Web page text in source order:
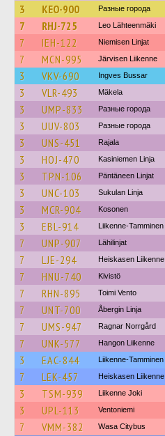
3 KEO-900 Разные города
7 RHJ-725 Leo Lähteenmäki
7 IEH-122 Niemisen Linjat
7 MCN-995 Järvisen Liikenne
3 VKV-690 Ingves Bussar
3 VLR-493 Mäkela
3 UMP-833 Разные города
3 UUV-803 Разные города
3 UNS-451 Rajala
3 HOJ-470 Kasiniemen Linja
3 TPN-106 Päntäneen Linjat
3 UNC-103 Sukulan Linja
3 MCR-904 Kosonen
3 EBL-914 Liikenne-Tamminen
7 UNP-907 Lähilinjat
7 LJE-294 Heiskasen Liikenne
7 HNU-740 Kivistö
7 RHN-895 Toimi Vento
7 UNT-700 Åbergin Linja
7 UMS-947 Ragnar Norrgård
7 UNK-577 Hangon Liikenne
3 EAC-844 Liikenne-Tamminen
7 LEK-457 Heiskasen Liikenne
3 TSM-939 Liikenne Joki
3 UPL-113 Ventoniemi
7 VMM-382 Wasa Citybus